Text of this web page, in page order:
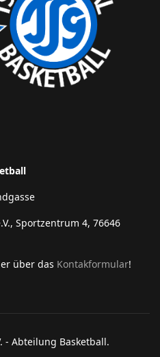
Sportzentrum 4, 76646
über das Kontakformular!
- Abteilung Basketball.